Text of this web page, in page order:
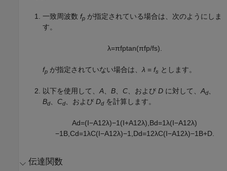
一致周波数fp が指定されている場合は、次のようにしま
す。
λ=πfptan(πfp/fs)
fp が指定されていない場合は、λ =fs とします。
以下を使用して、A 、B C 、およびD に対して、Ad、
Bd、 Cd、およびDdを計算します。
Ad=(I−A1 2λ)−1 (I+A1 2λ) Bd=1 λ(I−A1 2λ)
−1 B, Cd=1 λC(I−A1 2λ)−1 Dd=1 2λC(I−A1 2λ)−1 B+D.
伝達関数